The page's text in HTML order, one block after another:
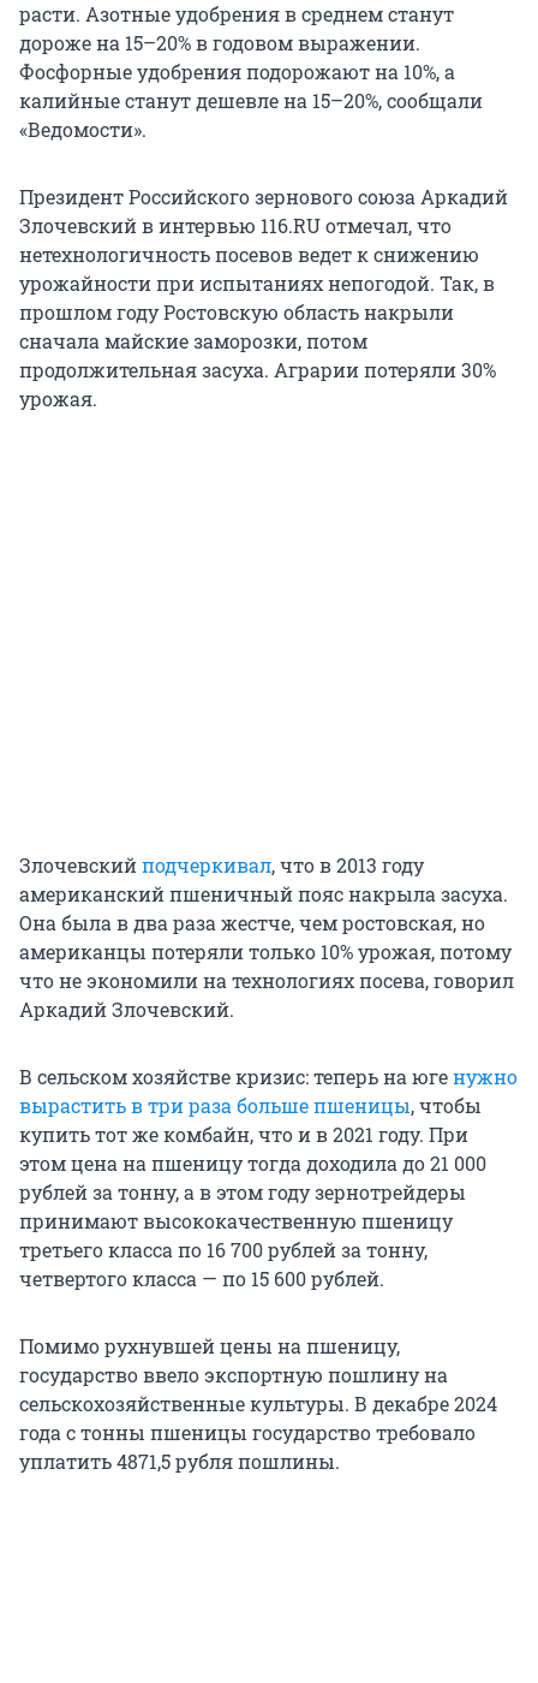
расти. Азотные удобрения в среднем станут
дороже на 15–20% в годовом выражении.
Фосфорные удобрения подорожают на 10%, а
калийные станут дешевле на 15–20%, сообщали
«Ведомости».
Президент Российского зернового союза Аркадий
Злочевский в интервью 116.RU отмечал, что
нетехнологичность посевов ведет к снижению
урожайности при испытаниях непогодой. Так, в
прошлом году Ростовскую область накрыли
сначала майские заморозки, потом
продолжительная засуха. Аграрии потеряли 30%
урожая.
Злочевскийподчеркивал, что в 2013 году
американский пшеничный пояс накрыла засуха.
Она была в два раза жестче, чем ростовская, но
американцы потеряли только 10% урожая, потому
что не экономили на технологиях посева, говорил
Аркадий Злочевский.
В сельском хозяйстве кризис: теперь на югенужно
вырастить в три раза больше пшеницы, чтобы
купить тот же комбайн, что и в 2021 году. При
этом цена на пшеницу тогда доходила до21 000
рублей за тонну, а в этом году зернотрейдеры
принимают высококачественную пшеницу
третьего класса по 16 700рублей за тонну,
четвертого класса — по 15 600рублей.
Помимо рухнувшей цены на пшеницу,
государство ввело экспортную пошлину на
сельскохозяйственные культуры. В декабре 2024
года с тонны пшеницы государство требовало
уплатить 4871,5 рубля пошлины.